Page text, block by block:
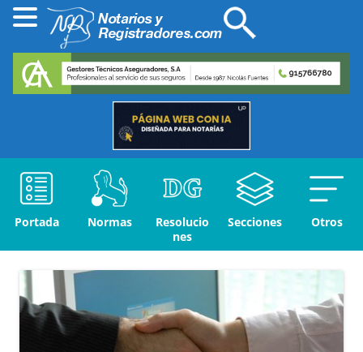
Portada Normas
Resolucio
nes
Secciones Otros